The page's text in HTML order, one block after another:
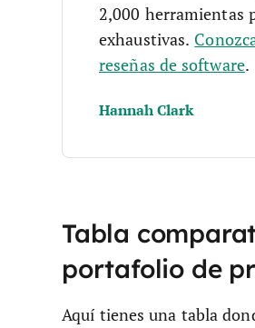
2,000 herramientas
exhaustivas.
reseñas de software.
Hannah Clark
Tabla
portafolio de
Aquí tienes una tabla